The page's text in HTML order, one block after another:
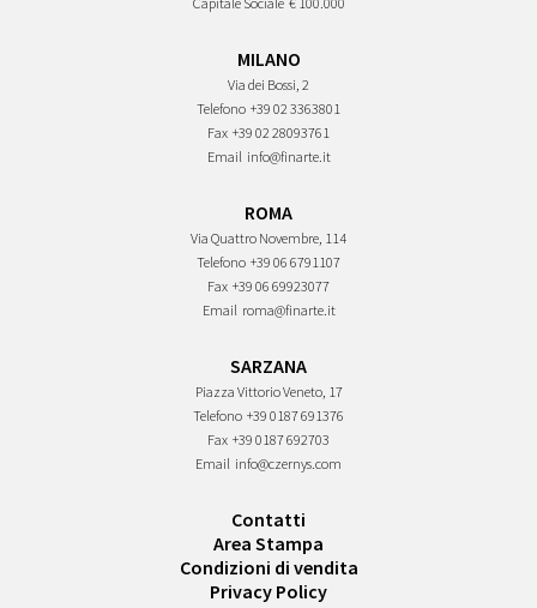
MILANO
Via dei Bossi, 2
Telefono +39 02 3363801
Fax +39 02 28093761
Email info@finarte.it
ROMA
Via Quattro Novembre, 114
Telefono +39 06 6791107
Fax +39 06 69923077
Email roma@finarte.it
SARZANA
Piazza Vittorio Veneto, 17
Telefono +39 0187 691376
Fax +39 0187 692703
Email info@czernys.com
Contatti
Area Stampa
Condizioni di vendita
Privacy Policy